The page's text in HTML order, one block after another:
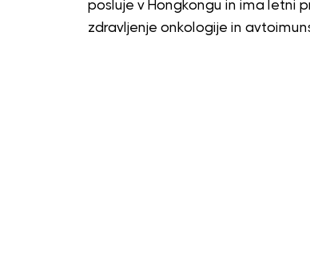
posluje v Hongkongu in ima letni
zdravljenje onkologije in